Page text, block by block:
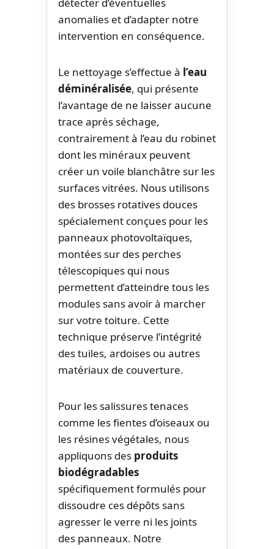
anomalies et d’adapter notre
intervention en conséquence.
Le nettoyage s’effectue à l’eau
déminéralisée, qui présente
l’avantage de ne laisser aucune
trace après séchage,
contrairement à l’eau du robinet
dont les minéraux peuvent
créer un voile blanchâtre sur les
surfaces vitrées. Nous utilisons
des brosses rotatives douces
spécialement conçues pour les
panneaux photovoltaïques,
montées sur des perches
télescopiques qui nous
permettent d’atteindre tous les
modules sans avoir à marcher
sur votre toiture. Cette
technique préserve l’intégrité
des tuiles, ardoises ou autres
matériaux de couverture.
Pour les salissures tenaces
comme les fientes d’oiseaux ou
les résines végétales, nous
appliquons des produits
biodégradables
spécifiquement formulés pour
dissoudre ces dépôts sans
agresser le verre ni les joints
des panneaux. Notre